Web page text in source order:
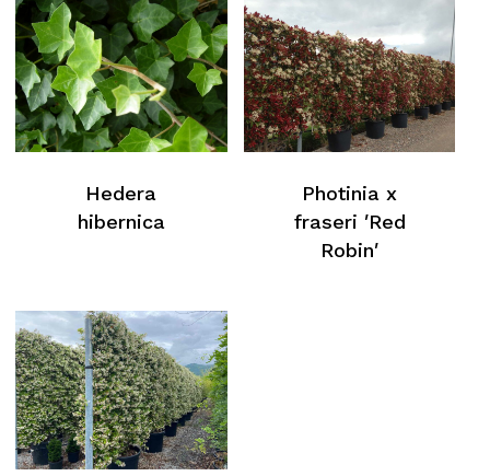
Kein Produkt im Warenkorb
Zurück Zur Webliste
Hedera
hibernica
Photinia x
fraseri ′Red
Robin′